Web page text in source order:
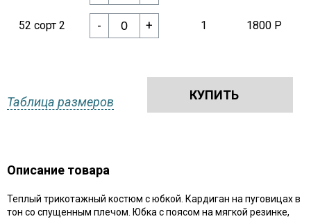
52 сорт 2 +
- 1 1800 Р
Таблица размеров КУПИТЬ
Описание товара
Теплый трикотажный костюм с юбкой. Кардиган на пуговицах в
тон со спущенным плечом. Юбка с поясом на мягкой резинке,